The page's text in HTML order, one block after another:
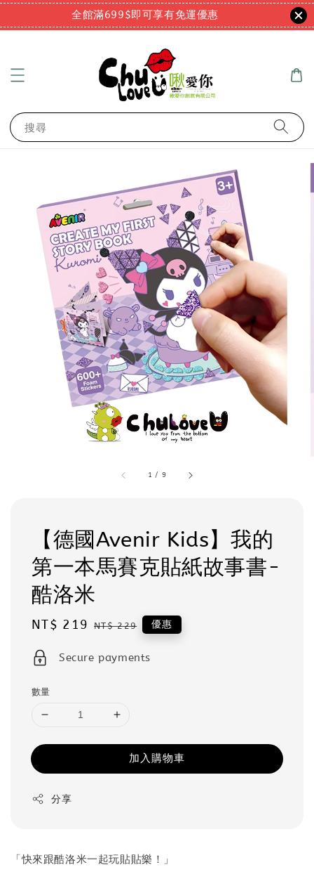
全館滿699$即可享有免運優惠
搜尋
1 / 9
【德國Avenir Kids】我的
第一本馬賽克貼紙故事書-
酷洛米
Sale
NT$ 219 Regular
NT$ 229 優惠
Secure payments
數量
加入購物車
分享
「快來跟酷洛米一起玩貼貼樂！」